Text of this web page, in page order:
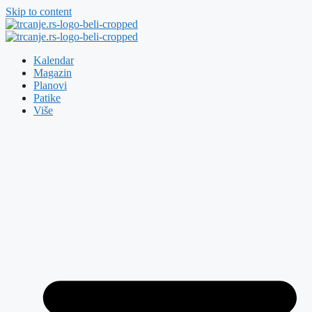
Skip to content
Kalendar
Magazin
Planovi
Patike
Više